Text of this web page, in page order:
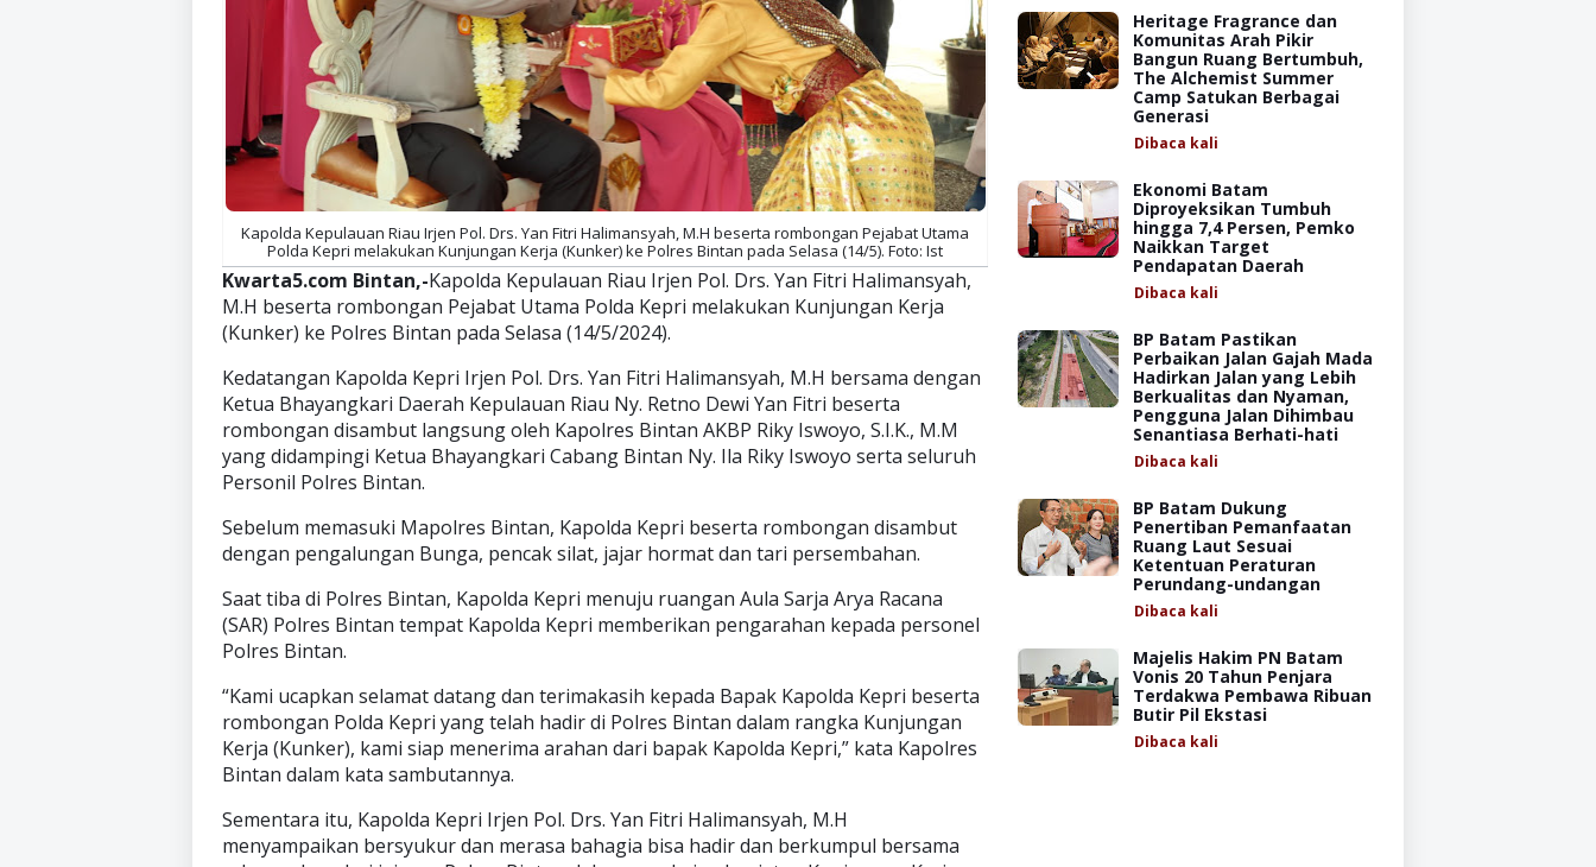
Kapolda Kepulauan Riau Irjen Pol. Drs. Yan Fitri Halimansyah, M.H beserta rombongan Pejabat Utama
Polda Kepri melakukan Kunjungan Kerja (Kunker) ke Polres Bintan pada Selasa (14/5). Foto: Ist
Kwarta5.com Bintan,-Kapolda Kepulauan Riau Irjen Pol. Drs. Yan Fitri Halimansyah,
M.H beserta rombongan Pejabat Utama Polda Kepri melakukan Kunjungan Kerja
(Kunker) ke Polres Bintan pada Selasa (14/5/2024).
Kedatangan Kapolda Kepri Irjen Pol. Drs. Yan Fitri Halimansyah, M.H bersama dengan
Ketua Bhayangkari Daerah Kepulauan Riau Ny. Retno Dewi Yan Fitri beserta
rombongan disambut langsung oleh Kapolres Bintan AKBP Riky Iswoyo, S.I.K., M.M
yang didampingi Ketua Bhayangkari Cabang Bintan Ny. Ila Riky Iswoyo serta seluruh
Personil Polres Bintan.
Sebelum memasuki Mapolres Bintan, Kapolda Kepri beserta rombongan disambut
dengan pengalungan Bunga, pencak silat, jajar hormat dan tari persembahan.
Saat tiba di Polres Bintan, Kapolda Kepri menuju ruangan Aula Sarja Arya Racana
(SAR) Polres Bintan tempat Kapolda Kepri memberikan pengarahan kepada personel
Polres Bintan.
“Kami ucapkan selamat datang dan terimakasih kepada Bapak Kapolda Kepri beserta
rombongan Polda Kepri yang telah hadir di Polres Bintan dalam rangka Kunjungan
Kerja (Kunker), kami siap menerima arahan dari bapak Kapolda Kepri,” kata Kapolres
Bintan dalam kata sambutannya.
Sementara itu, Kapolda Kepri Irjen Pol. Drs. Yan Fitri Halimansyah, M.H
menyampaikan bersyukur dan merasa bahagia bisa hadir dan berkumpul bersama
Heritage Fragrance dan
Komunitas Arah Pikir
Bangun Ruang Bertumbuh,
The Alchemist Summer
Camp Satukan Berbagai
Generasi
Dibaca kali
Ekonomi Batam
Diproyeksikan Tumbuh
hingga 7,4 Persen, Pemko
Naikkan Target
Pendapatan Daerah
Dibaca kali
BP Batam Pastikan
Perbaikan Jalan Gajah Mada
Hadirkan Jalan yang Lebih
Berkualitas dan Nyaman,
Pengguna Jalan Dihimbau
Senantiasa Berhati-hati
Dibaca kali
BP Batam Dukung
Penertiban Pemanfaatan
Ruang Laut Sesuai
Ketentuan Peraturan
Perundang-undangan
Dibaca kali
Majelis Hakim PN Batam
Vonis 20 Tahun Penjara
Terdakwa Pembawa Ribuan
Butir Pil Ekstasi
Dibaca kali